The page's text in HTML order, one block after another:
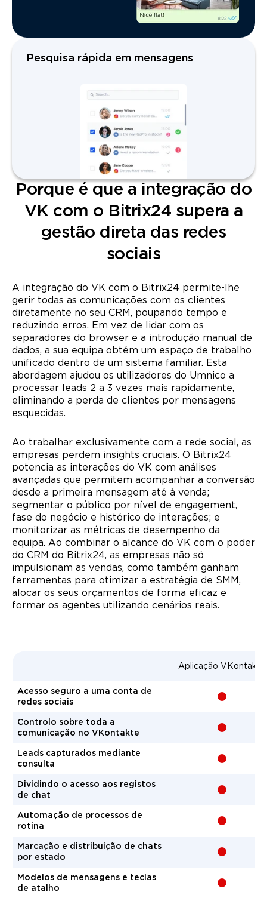
Pesquisa rápida em mensagens
Porque é que a integração do
VK com o Bitrix24 supera a
gestão direta das redes
sociais
A integração do VK com o Bitrix24 permite-lhe
gerir todas as comunicações com os clientes
diretamente no seu CRM, poupando tempo e
reduzindo erros. Em vez de lidar com os
separadores do browser e a introdução manual de
dados, a sua equipa obtém um espaço de trabalho
unificado dentro de um sistema familiar. Esta
abordagem ajudou os utilizadores do Umnico a
processar leads 2 a 3 vezes mais rapidamente,
eliminando a perda de clientes por mensagens
esquecidas.
Ao trabalhar exclusivamente com a rede social, as
empresas perdem insights cruciais. O Bitrix24
potencia as interações do VK com análises
avançadas que permitem acompanhar a conversão
desde a primeira mensagem até à venda;
segmentar o público por nível de engagement,
fase do negócio e histórico de interações; e
monitorizar as métricas de desempenho da
equipa. Ao combinar o alcance do VK com o poder
do CRM do Bitrix24, as empresas não só
impulsionam as vendas, como também ganham
ferramentas para otimizar a estratégia de SMM,
alocar os seus orçamentos de forma eficaz e
formar os agentes utilizando cenários reais.
Aplicação VKontakte
Acesso seguro a uma conta de
redes sociais
-
Controlo sobre toda a
comunicação no VKontakte
-
Leads capturados mediante
consulta
-
Dividindo o acesso aos registos
de chat
-
Automação de processos de
rotina
-
Marcação e distribuição de chats
por estado
-
Modelos de mensagens e teclas
de atalho
-